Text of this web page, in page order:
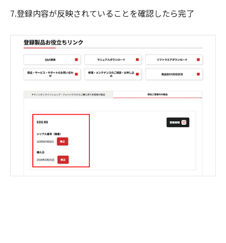
7.登録内容が反映されていることを確認したら完了